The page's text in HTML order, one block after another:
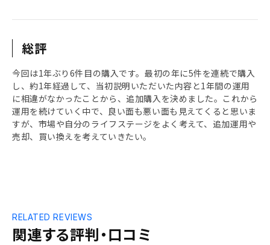
総評
今回は1年ぶり6件目の購入です。最初の年に5件を連続で購入
し、約1年経過して、当初説明いただいた内容と1年間の運用
に相違がなかったことから、追加購入を決めました。これから
運用を続けていく中で、良い面も悪い面も見えてくると思いま
すが、市場や自分のライフステージをよく考えて、追加運用や
売却、買い換えを考えていきたい。
関連する評判・口コミ
RELATED REVIEWS